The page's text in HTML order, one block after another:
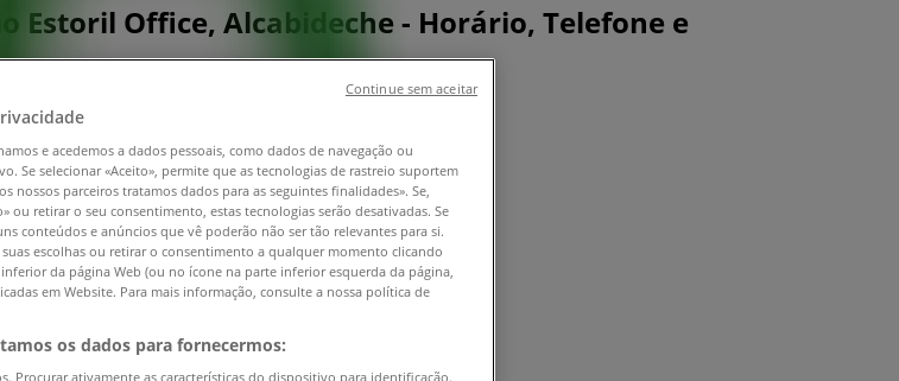
Estoril Office, Alcabideche - Horário, Telefone e
e acedemos a dados pessoais, como dados de navegação ou
Se selecionar «Aceito», permite que as tecnologias de rastreio suportem
nossos parceiros tratamos dados para as seguintes finalidades». Se,
ou retirar o seu consentimento, estas tecnologias serão desativadas. Se
conteúdos e anúncios que vê poderão não ser tão relevantes para si.
escolhas ou retirar o consentimento a qualquer momento clicando
da página Web (ou no ícone na parte inferior esquerda da página,
em Website. Para mais informação, consulte a nossa política de
os dados para fornecermos:
Procurar ativamente as características do dispositivo para identificação.
Continue sem aceitar